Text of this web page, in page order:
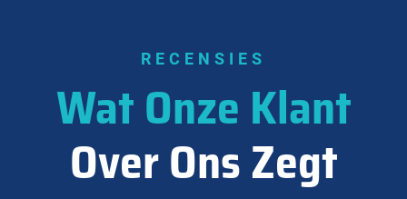
RECENSIES
Wat Onze Klant
Over Ons Zegt